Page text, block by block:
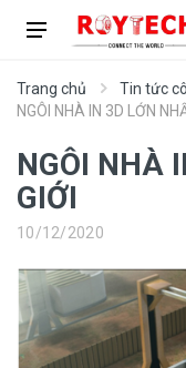
Trang chủ
Tin tức
NGÔI NHÀ IN 3D LỚN
NGÔI NHÀ
GIỚI
10/12/2020